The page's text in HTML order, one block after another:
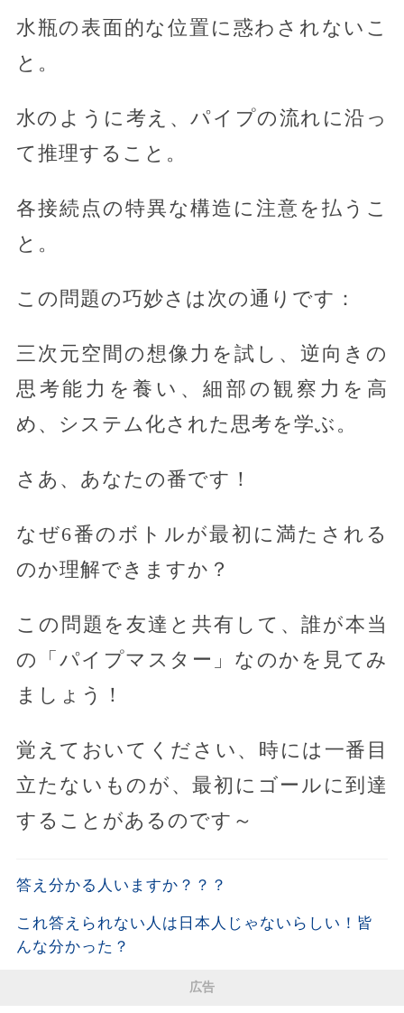
水瓶の表面的な位置に惑わされないこ
と。
水のように考え、パイプの流れに沿っ
て推理すること。
各接続点の特異な構造に注意を払うこ
と。
この問題の巧妙さは次の通りです：
三次元空間の想像力を試し、逆向きの
思考能力を養い、細部の観察力を高
め、システム化された思考を学ぶ。
さあ、あなたの番です！
なぜ6番のボトルが最初に満たされる
のか理解できますか？
この問題を友達と共有して、誰が本当
の「パイプマスター」なのかを見てみ
ましょう！
覚えておいてください、時には一番目
立たないものが、最初にゴールに到達
することがあるのです～
答え分かる人いますか？？？
これ答えられない人は日本人じゃないらしい￼！皆
んな分かった？
広告